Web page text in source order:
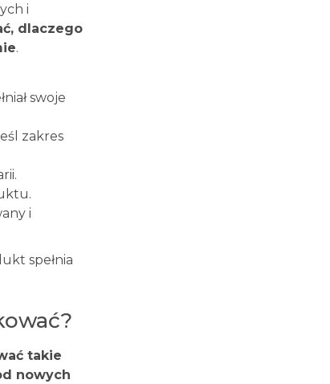
i
dlaczego
.
swoje
zakres
i
spełnia
takie
nowych